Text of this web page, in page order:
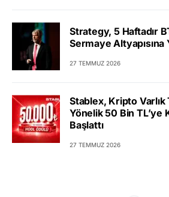
Strategy, 5 Haftadır
Sermaye Altyapısına
27 TEMMUZ 2026
Stablex, Kripto
Yönelik 50 Bin TL’ye
Başlattı
27 TEMMUZ 2026